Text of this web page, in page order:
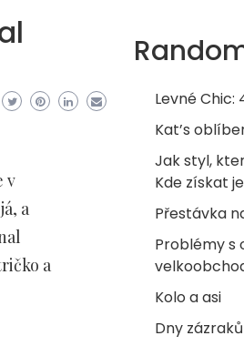
v
a
a
Levné Chic:
Kat’s
Jak styl,
Kde získat
Přestávka
Problémy s
Kolo a asi
Dny